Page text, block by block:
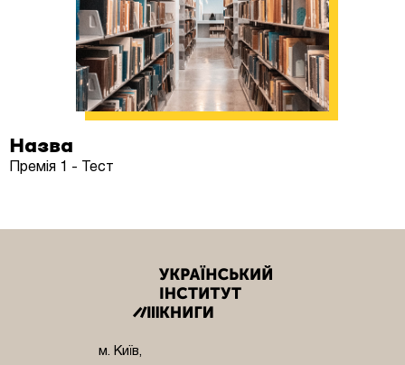
Назва
Премія 1 - Тест
м. Київ,